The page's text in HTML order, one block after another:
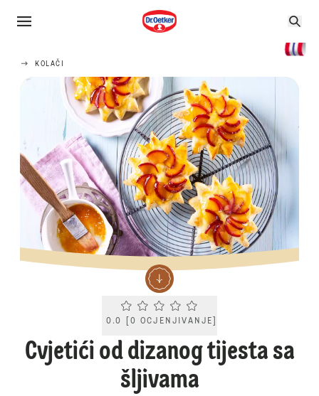
KOLAČI
Current rating 0.0. Click to rate.
0.0 [0 OCJENJIVANJE
Cvjetići od dizanog tijesta sa
šljivama